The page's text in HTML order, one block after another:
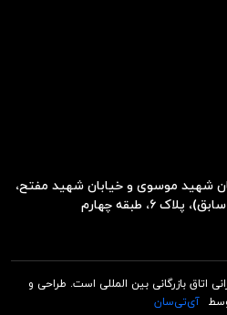
شهید موسوی و خیابان شهید مفتح،
۶، طبقه چهارم
اتاق بازرگانی بین المللی است. طراحی و
آی‌تی‌سان